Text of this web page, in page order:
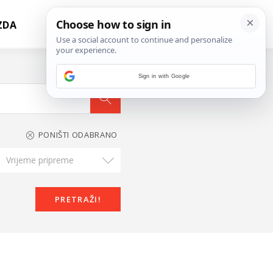
PONIŠTI ODABRANO
Vrijeme pripreme
PRETRAŽI!
Sign in with Google